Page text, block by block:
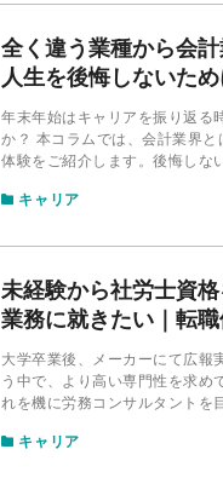
全く違う業種から会
人生を後悔しないた
年末年始はキャリアを振り返る
か？ 本コラムでは、会計業界
体験をご紹介します。後悔しな
キャリア
未経験から社労士資
業務に就きたい｜転
大学卒業後、メーカーにて広報
う中で、より高い専門性を求め
れを機に労務コンサルタントを
キャリア